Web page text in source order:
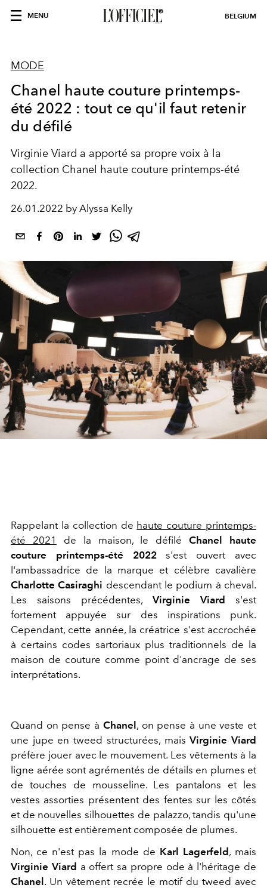
MENU BELGIUM
MODE
Chanel haute couture printemps-
été 2022 : tout ce qu'il faut retenir
du défilé
Virginie Viard a apporté sa propre voix à la
collection Chanel haute couture printemps-été
2022.
26.01.2022 by Alyssa Kelly
Rappelant la collection de haute couture printemps-
été 2021
de la maison, le défiléChanel haute
couture printemps-été 2022s'est ouvert avec
l'ambassadrice de la marque et célèbre cavalière
Charlotte Casiraghi descendant le podium à cheval.
Les saisons précédentes, Virginie Viard s'est
fortement appuyée sur des inspirations punk.
Cependant, cette année, la créatrice s'est accrochée
à certains codes sartoriaux plus traditionnels de la
maison de couture comme point d'ancrage de ses
interprétations.
Quand on pense à Chanel, on pense à une veste et
une jupe en tweed structurées, maisVirginie Viard
préfère jouer avec le mouvement. Les vêtements à la
ligne aérée sont agrémentés de détails en plumes et
de touches de mousseline. Les pantalons et les
vestes assorties présentent des fentes sur les côtés
et de nouvelles silhouettes de palazzo, tandis qu'une
silhouette est entièrement composée de plumes.
Non, ce n'est pas la mode de Karl Lagerfeld, mais
Virginie Viard a offert sa propre ode à l'héritage de
Chanel. Un vêtement recrée le motif du tweed avec